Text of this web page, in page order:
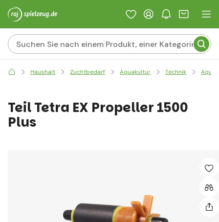
Haushalt Zuchtbedarf Aquakultur Technik
Teil Tetra EX Propeller 1500
Plus